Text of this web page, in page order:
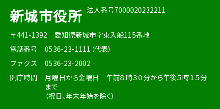
新城市役所 法人番号7000020232211
〒441-1392
愛知県新城市字東入船115番地
電話番号
0536-23-1111（代表）
ファクス
0536-23-2002
開庁時間
月曜日から金曜日 午前８時３０分から午後５時１５分
まで
（祝日、年末年始を除く）